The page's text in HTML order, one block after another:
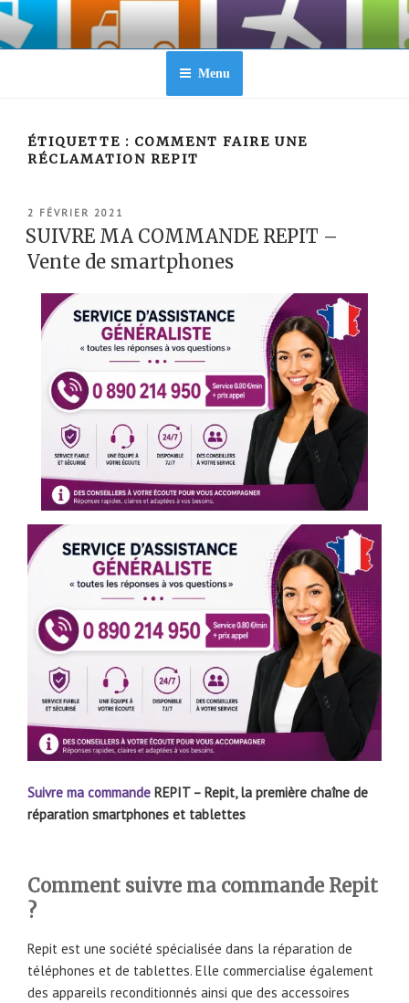
Aller
contenu
Menu
ÉTIQUETTE : COMMENT FAIRE UNE
RÉCLAMATION REPIT
PUBLIÉ
LE
2 FÉVRIER 2021
SUIVRE MA COMMANDE REPIT –
Vente de smartphones
Suivre ma commande REPIT – Repit, la première chaîne de
réparation smartphones et tablettes
Comment suivre ma commande Repit
?
Repit est une société spécialisée dans la réparation de
téléphones et de tablettes. Elle commercialise également
des appareils reconditionnés ainsi que des accessoires